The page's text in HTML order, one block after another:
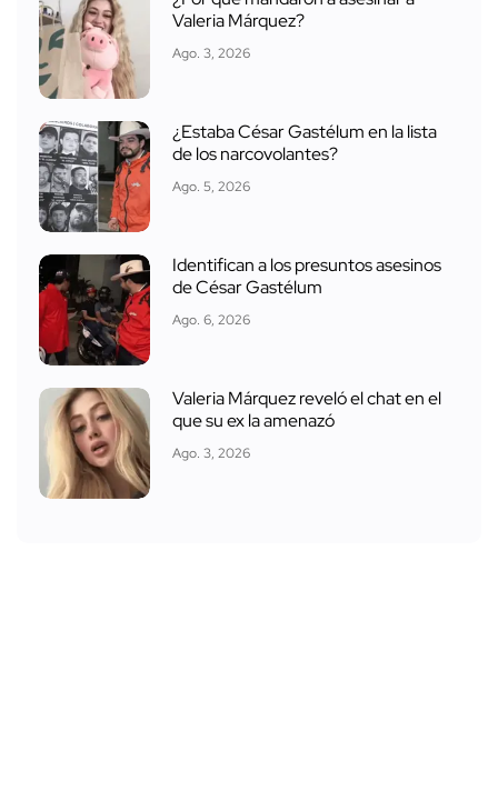
Valeria Márquez?
Ago. 3, 2026
¿Estaba César Gastélum en la lista
de los narcovolantes?
Ago. 5, 2026
Identifican a los presuntos asesinos
de César Gastélum
Ago. 6, 2026
Valeria Márquez reveló el chat en el
que su ex la amenazó
Ago. 3, 2026